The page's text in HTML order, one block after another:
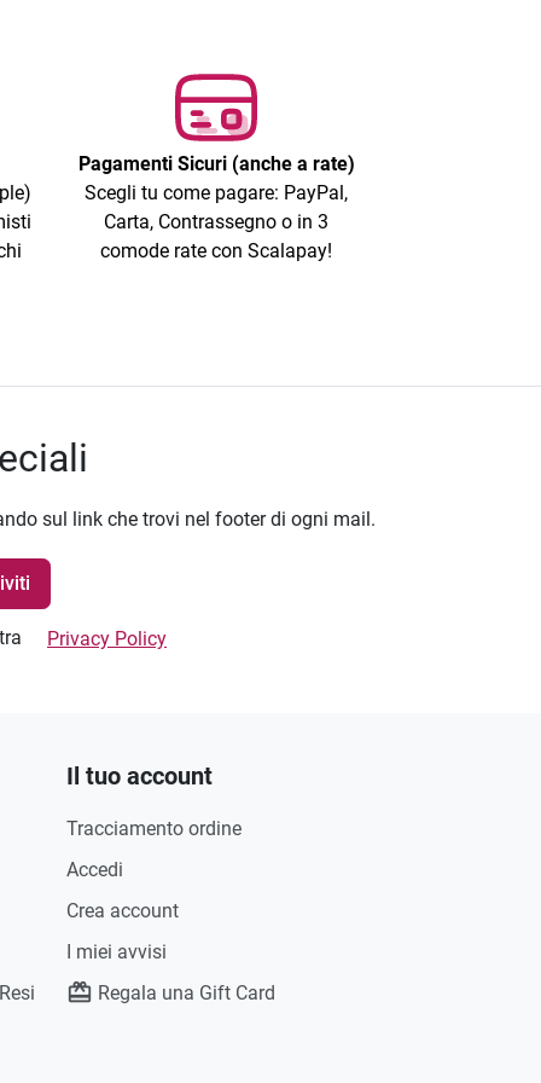
Pagamenti Sicuri (anche a rate)
Scegli tu come pagare: PayPal,
Carta, Contrassegno o in 3
comode rate con Scalapay!
sul link che trovi nel footer di ogni mail.
Privacy Policy
Il tuo account
Tracciamento ordine
Accedi
Crea account
I miei avvisi
Regala una Gift Card